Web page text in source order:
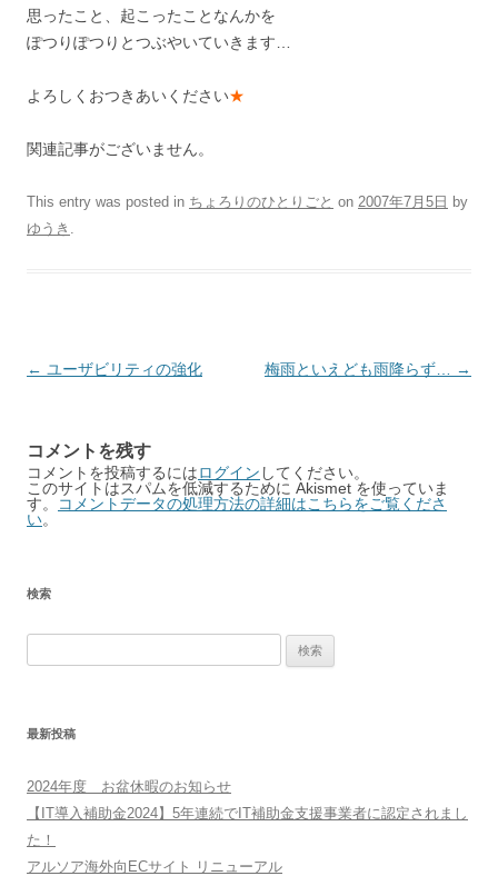
思ったこと、起こったことなんかを
ぽつりぽつりとつぶやいていきます…
よろしくおつきあいください★
関連記事がございません。
This entry was posted in ちょろりのひとりごと on 2007年7月5日 by
ゆうき .
Post
← ユーザビリティの強化 梅雨といえども雨降らず… →
コメントを残す
コメントを投稿するにはログイン してください。
このサイトはスパムを低減するために Akismet を使っていま
す。
コメントデータの処理方法の詳細はこちらをご覧くださ
い。
検索
最新投稿
2024年度 お盆休暇のお知らせ
【IT導入補助金2024】5年連続でIT補助金支援事業者に認定されまし
た！
アルソア海外向ECサイト リニューアル